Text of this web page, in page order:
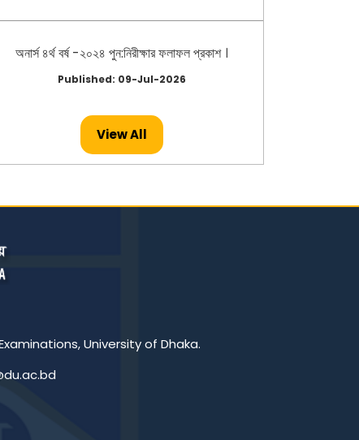
অনার্স ৪র্থ বর্ষ -২০২৪ পুন:নিরীক্ষার ফলাফল প্রকাশ ।
Published: 09-Jul-2026
View All
University of Dhaka.